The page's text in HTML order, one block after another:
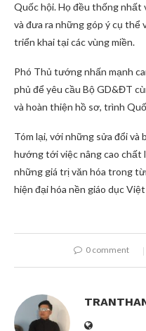
Quốc hội. Họ đều thống
và đưa ra những góp ý cụ thể
triển khai tại các vùng miền.
Phó Thủ tướng nhấn mạnh
phủ để yêu cầu Bộ GD&ĐT
và hoàn thiện hồ sơ, trình
Tóm lại, với những sửa đổi và
hướng tới việc nâng cao chất
những giá trị văn hóa trong
hiện đại hóa nền giáo dục Việt
0 comment